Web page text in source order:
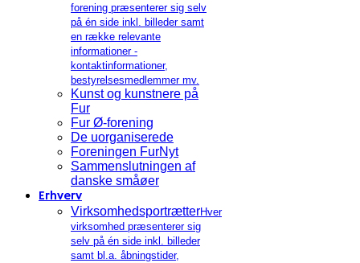
forening præsenterer sig selv
på én side inkl. billeder samt
en række relevante
informationer -
kontaktinformationer,
bestyrelsesmedlemmer mv.
Kunst og kunstnere på
Fur
Fur Ø-forening
De uorganiserede
Foreningen FurNyt
Sammenslutningen af
danske småøer
Erhverv
VirksomhedsportrætterHver
virksomhed præsenterer sig
selv på én side inkl. billeder
samt bl.a. åbningstider,